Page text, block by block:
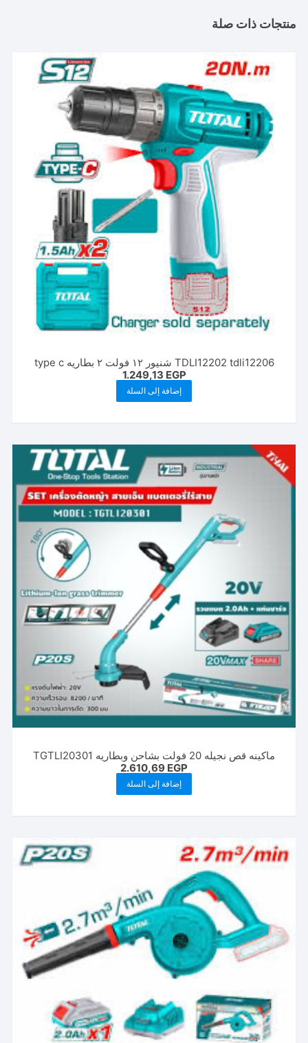
منتجات ذات صلة
TDLI12202 tdli12206 شنيور ١٢ فولت ٢ بطاريه type c
1.249,13 EGP
إضافة إلى السلة
ماكينه قص نجيله 20 فولت بشاحن وبطاريه TGTLI20301
2.610,69 EGP
إضافة إلى السلة